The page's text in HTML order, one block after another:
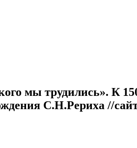
мы трудились». К
С.Н.Рериха //